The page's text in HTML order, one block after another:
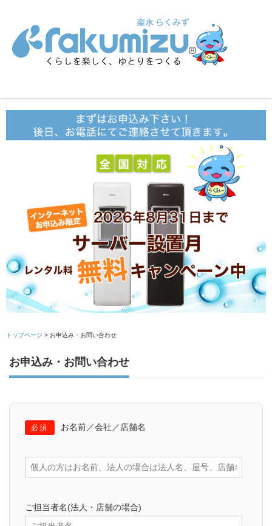
トップページ > お申込み・お問い合わせ
お申込み・お問い合わせ
必須 お名前／会社／店舗名
ご担当者名(法人・店舗の場合)